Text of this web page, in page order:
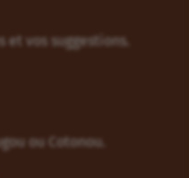
et vos suggestions.
ou Cotonou.